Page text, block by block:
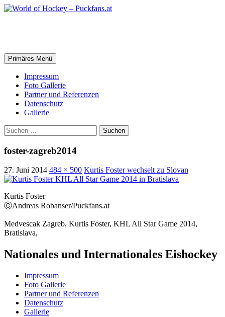
Zum
Suchen
Primäres Menü
Impressum
Foto Gallerie
Partner und Referenzen
Datenschutz
Gallerie
Suchen
nach:
foster-zagreb2014
27. Juni 2014 484 × 500 Kurtis Foster wechselt zu Slovan
Kurtis Foster
ⒸAndreas Robanser/Puckfans.at
Medvescak Zagreb, Kurtis Foster, KHL All Star Game 2014,
Bratislava,
Nationales und Internationales Eishockey
Impressum
Foto Gallerie
Partner und Referenzen
Datenschutz
Gallerie